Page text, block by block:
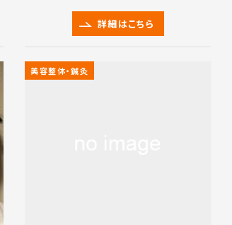
詳細はこちら
美容整体・鍼灸